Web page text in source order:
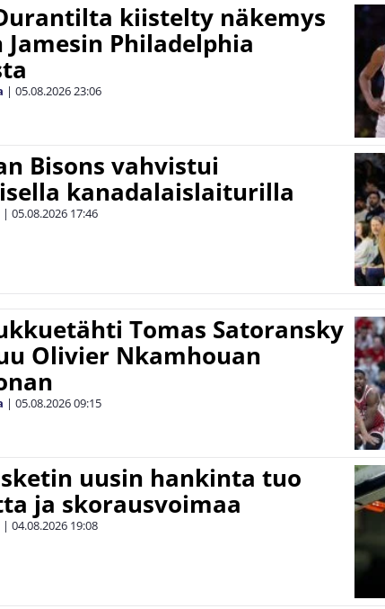
kiistelty näkemys
Jamesin Philadelphia
| 05.08.202623:06
Bisons vahvistui
kanadalaislaiturilla
| 05.08.2026 17:46
Tomas Satoransky
Olivier Nkamhouan
| 05.08.202609:15
uusin hankinta tuo
ja skorausvoimaa
| 04.08.2026 19:08